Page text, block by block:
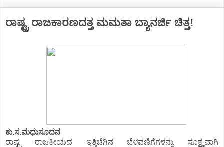
ರಾಷ್ಟ್ರ ರಾಜಕಾರಣದತ್ತ ಮಮತಾ ಬ್ಯಾನರ್ಜಿ ಚಿತ್ತ!
ಕು.ಸ.ಮಧುಸೂದನ
ರಾಷ್ಟ್ರ ರಾಜಕೀಯದ ಇತ್ತಿಚೆಗಿನ ಬೆಳವಣಿಗೆಗಳನ್ನು ಸೂಕ್ಷ್ಮವಾಗಿ